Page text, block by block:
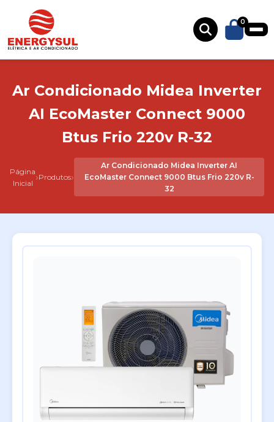
0
Ar Condicionado Midea Inverter
AI EcoMaster Connect 9000
Btus Frio 220v R-32
Página
Inicial ›Produtos›
Ar Condicionado Midea Inverter AI
EcoMaster Connect 9000 Btus Frio 220v R-
32